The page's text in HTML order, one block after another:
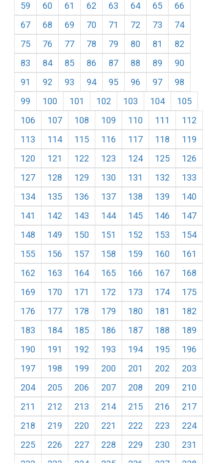
59
60 61 62 63 64 65
66
67
68 69 70 71 72 73
74
75
76 77 78 79 80 81
82
83
84 85 86 87 88 89
90
91
92 93 94 95 96 97
98
99
100 101 102 103 104
105
106
107 108 109 110 111
112
113
114 115 116 117 118
119
120
121 122 123 124 125
126
127
128 129 130 131 132
133
134
135 136 137 138 139
140
141
142 143 144 145 146
147
148
149 150 151 152 153
154
155
156 157 158 159 160
161
162
163 164 165 166 167
168
169
170 171 172 173 174
175
176
177 178 179 180 181
182
183
184 185 186 187 188
189
190
191 192 193 194 195
196
197
198 199 200 201 202
203
204
205 206 207 208 209
210
211
212 213 214 215 216
217
218
219 220 221 222 223
224
225
226 227 228 229 230
231